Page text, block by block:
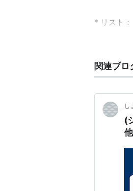
* リスト ：
→ジャニー
リスト ：
関連ブロ
し
(